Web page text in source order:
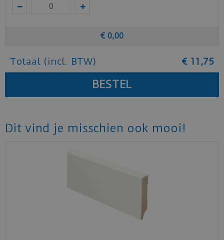
€ 0,00
Totaal (incl. BTW) € 11 ,75
Dit vind je misschien ook mooi!